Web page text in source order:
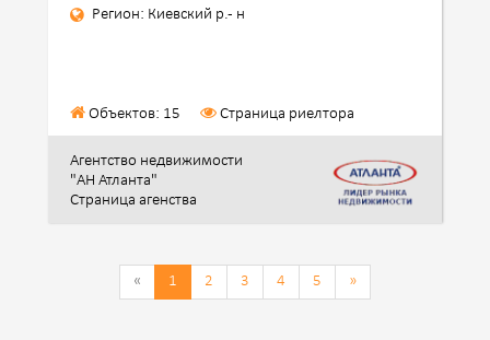
Регион: Киевский р.- н
Объектов: 15 Страница риелтора
Агентство недвижимости
"АН Атланта"
Страница агенства
« 1 2 3 4 5 »